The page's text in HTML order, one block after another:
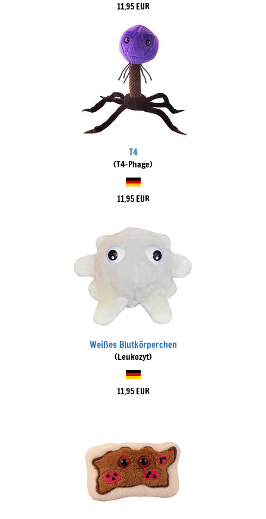
11,95 EUR
T4
(T4-Phage)
11,95 EUR
Weißes Blutkörperchen
(Leukozyt)
11,95 EUR